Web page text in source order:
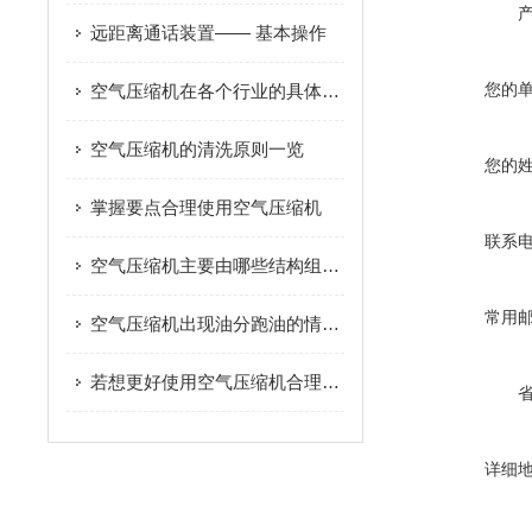
远距离通话装置—— 基本操作
空气压缩机在各个行业的具体应用
空气压缩机的清洗原则一览
掌握要点合理使用空气压缩机
空气压缩机主要由哪些结构组成？
空气压缩机出现油分跑油的情况如何正确解决？
若想更好使用空气压缩机合理的维护方法很重要
您的
您的
联系
常用
详细